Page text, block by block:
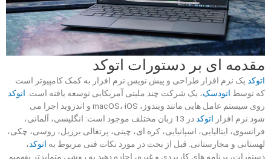
مقدمه ای بر دستورات اتوکد
اتوکد یک نرم افزار طراحی و پیش نویس نرم افزار به کمک کامپیوتر است
که توسط اتودسک، یک شرکت چند ملیتی آمریکایی توسعه یافته است. اتوکد
روی سیستم عامل هایی مانند ویندوز، macOS، iOS و اندروید اجرا می
شود.نرم افزار اتوکد
در 13 زبان مختلف موجود است: انگلیسی، آلمانی،
فرانسوی، ایتالیایی، اسپانیایی، کره ای، چینی، پرتغالی برزیل، روسی، چکی،
لهستانی و مجارستانی. قبل از بحث در مورد نکات فنی مربوط به اتوکد،
دستورات، برنامه های کاربردی و غیره، اجازه دهید به روشی متمایزتر بفهمیم